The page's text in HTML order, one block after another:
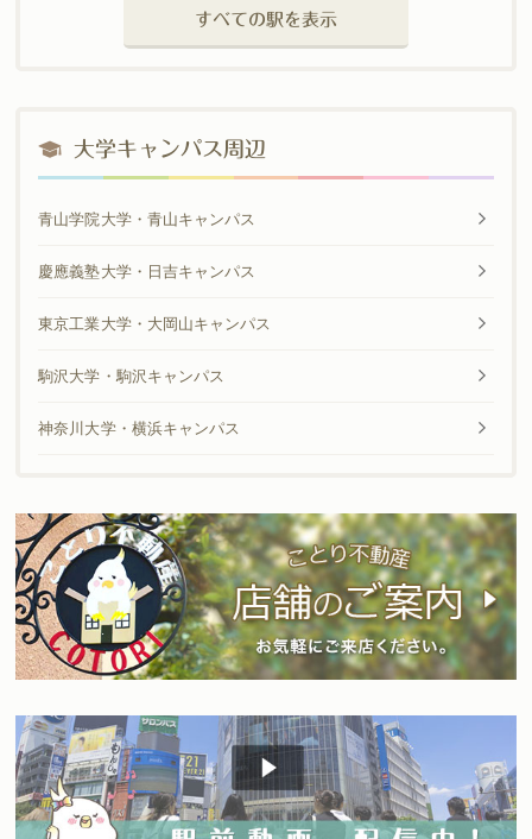
横浜
すべての駅を表示
大学キャンパス周辺
青山学院大学・青山キャンパス
慶應義塾大学・日吉キャンパス
東京工業大学・大岡山キャンパス
駒沢大学・駒沢キャンパス
神奈川大学・横浜キャンパス